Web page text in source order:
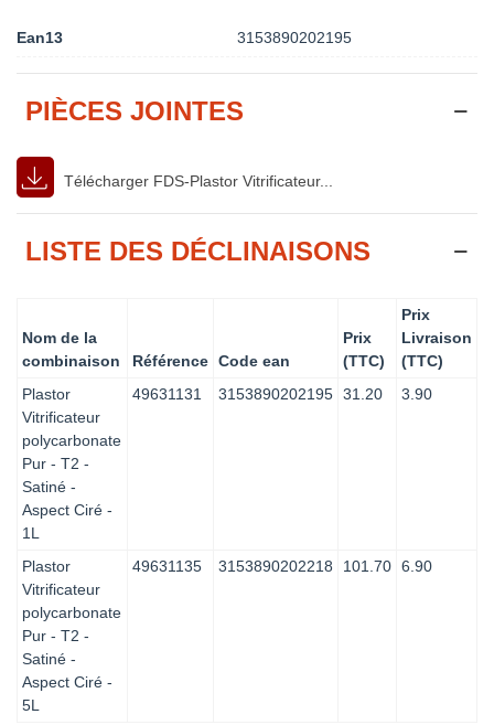
Ean13 3153890202195
PIÈCES JOINTES
Télécharger FDS-Plastor Vitrificateur...
LISTE DES DÉCLINAISONS
Nom de la
combinaison
Référence Code ean
Prix
(TTC)
Prix
Livraison
(TTC)
Plastor
Vitrificateur
polycarbonate
Pur - T2 -
Satiné -
Aspect Ciré -
1L
49631131 3153890202195 31.20 3.90
Plastor
Vitrificateur
polycarbonate
Pur - T2 -
Satiné -
Aspect Ciré -
5L
49631135 3153890202218 101.70 6.90